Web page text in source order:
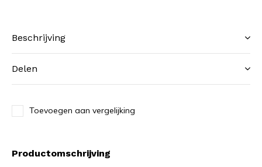
Beschrijving
Delen
Toevoegen aan vergelijking
Productomschrijving